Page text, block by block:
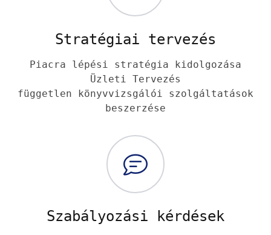
Stratégiai tervezés
Piacra lépési stratégia kidolgozása
Üzleti Tervezés
független könyvvizsgálói szolgáltatások
beszerzése
Szabályozási kérdések